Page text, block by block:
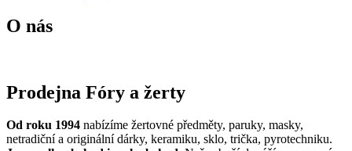
O nás
Prodejna Fóry a žerty
Od roku 1994 nabízíme žertovné předměty, paruky, masky,
netradiční a originální dárky, keramiku, sklo, trička, pyrotechniku.